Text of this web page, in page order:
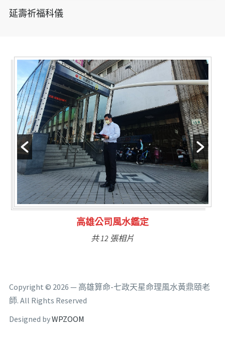
延壽祈福科儀
林氏福主量子生基造命
共 6 張相片
Copyright © 2026 — 高雄算命-七政天星命理風水黃鼎頤老
師. All Rights Reserved
Designed byWPZOOM